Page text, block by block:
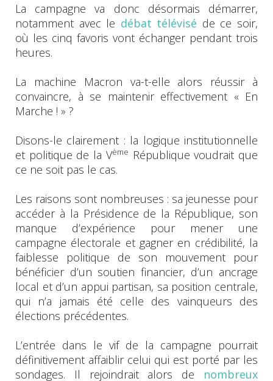
La campagne va donc désormais démarrer,
notamment avec le débat télévisé de ce soir,
où les cinq favoris vont échanger pendant trois
heures.
La machine Macron va-t-elle alors réussir à
convaincre, à se maintenir effectivement « En
Marche ! » ?
Disons-le clairement : la logique institutionnelle
et politique de la Vème République voudrait que
ce ne soit pas le cas.
Les raisons sont nombreuses : sa jeunesse pour
accéder à la Présidence de la République, son
manque d’expérience pour mener une
campagne électorale et gagner en crédibilité, la
faiblesse politique de son mouvement pour
bénéficier d’un soutien financier, d’un ancrage
local et d’un appui partisan, sa position centrale,
qui n’a jamais été celle des vainqueurs des
élections précédentes.
L’entrée dans le vif de la campagne pourrait
définitivement affaiblir celui qui est porté par les
sondages. Il rejoindrait alors de nombreux